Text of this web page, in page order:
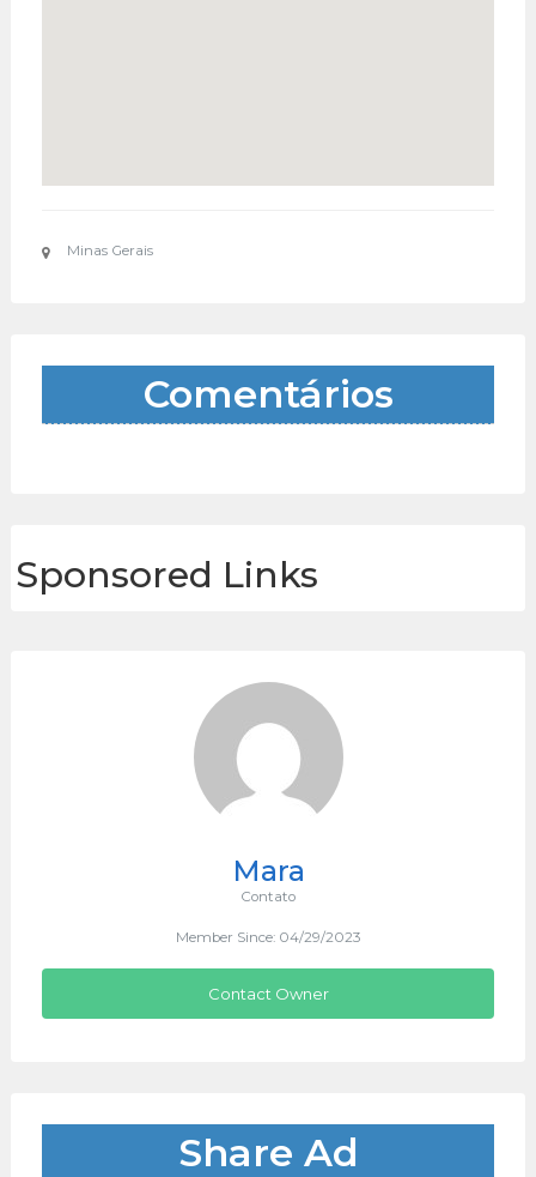
Minas Gerais
Comentários
Sponsored Links
Mara
Contato
Member Since: 04/29/2023
Contact Owner
Share Ad